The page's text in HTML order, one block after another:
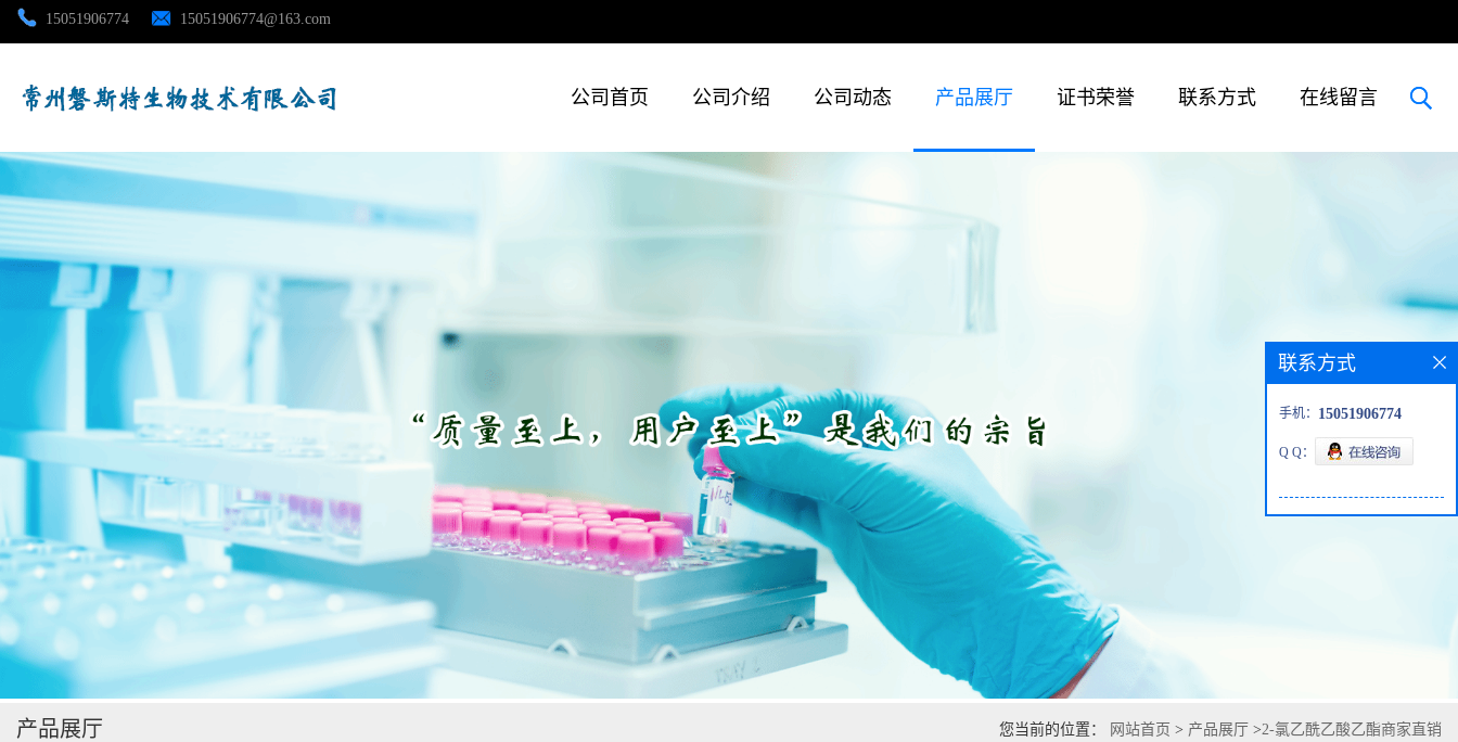
15051906774 15051906774@163.com
公司首页 公司介绍 公司动态 产品展厅 证书荣誉 联系方式 在线留言
公司首页
公司介绍
公司动态
产品展厅
联系方式
产品展厅 您当前的位置： 网站首页 > 产品展厅 >2-氯乙酰乙酸乙酯商家直销
联系方式
手机： 15051906774
Q Q：